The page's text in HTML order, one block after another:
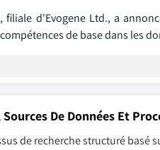
filiale d'Evogene Ltd., a
de base dans les
De Données Et
de recherche structuré